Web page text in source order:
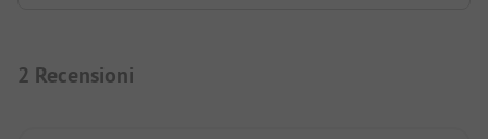
2 Recensioni